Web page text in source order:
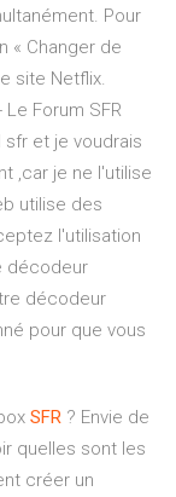
Pour
« Changer de
site Netflix.
Forum SFR
sfr et je voudrais
,car je ne l'utilise
utilise des
l'utilisation
décodeur
décodeur
pour que vous
SFR ? Envie de
quelles sont les
créer un